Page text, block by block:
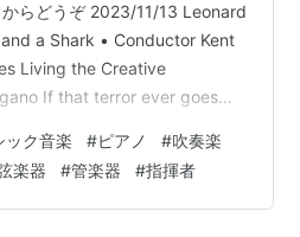
らどうぞ 2023/11/13 Leonard
a Shark • Conductor Kent
Living the Creative
If that terror ever goes
ック音楽 #ピアノ #吹奏楽
楽器 #管楽器 #指揮者